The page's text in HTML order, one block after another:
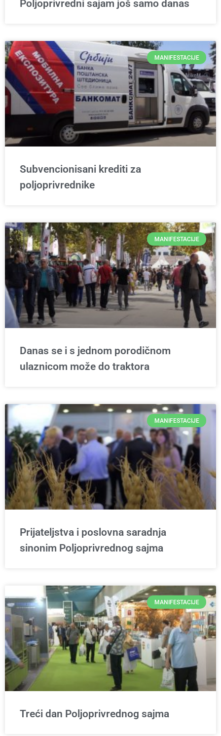
Poljoprivredni sajam još samo danas
MANIFESTACIJE
Subvencionisani krediti za
poljoprivrednike
MANIFESTACIJE
Danas se i s jednom porodičnom
ulaznicom može do traktora
MANIFESTACIJE
Prijateljstva i poslovna saradnja
sinonim Poljoprivrednog sajma
MANIFESTACIJE
Treći dan Poljoprivrednog sajma